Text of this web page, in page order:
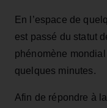
En l’espace de
est passé du statut
phénomène
quelques minutes.
Afin de répondre à